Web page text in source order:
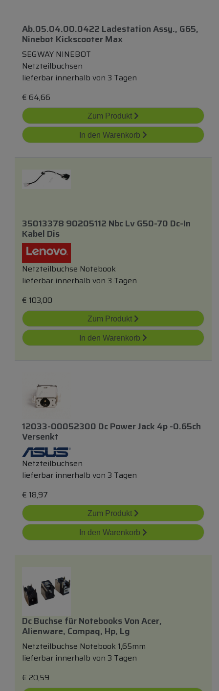
Ab.05.04.00.0422 Ladestation Assy., G65,
Ninebot Kickscooter Max
SEGWAY NINEBOT
Netzteilbuchsen
lieferbar innerhalb von 3 Tagen
€ 64,66
Zum Produkt
In den Warenkorb
35013378 90205112 Nbc Lv G50-70 Dc-In
Kabel Dis
Netzteilbuchse Notebook
lieferbar innerhalb von 3 Tagen
€ 103,00
Zum Produkt
In den Warenkorb
12033-00052300 Dc Power Jack 4p -0.65ch
Versenkt
Netzteilbuchsen
lieferbar innerhalb von 3 Tagen
€ 18,97
Zum Produkt
In den Warenkorb
Dc Buchse fürNotebooks Von Acer,
Alienware, Compaq, Hp, Lg
Netzteilbuchse Notebook 1,65mm
lieferbar innerhalb von 3 Tagen
€ 20,59